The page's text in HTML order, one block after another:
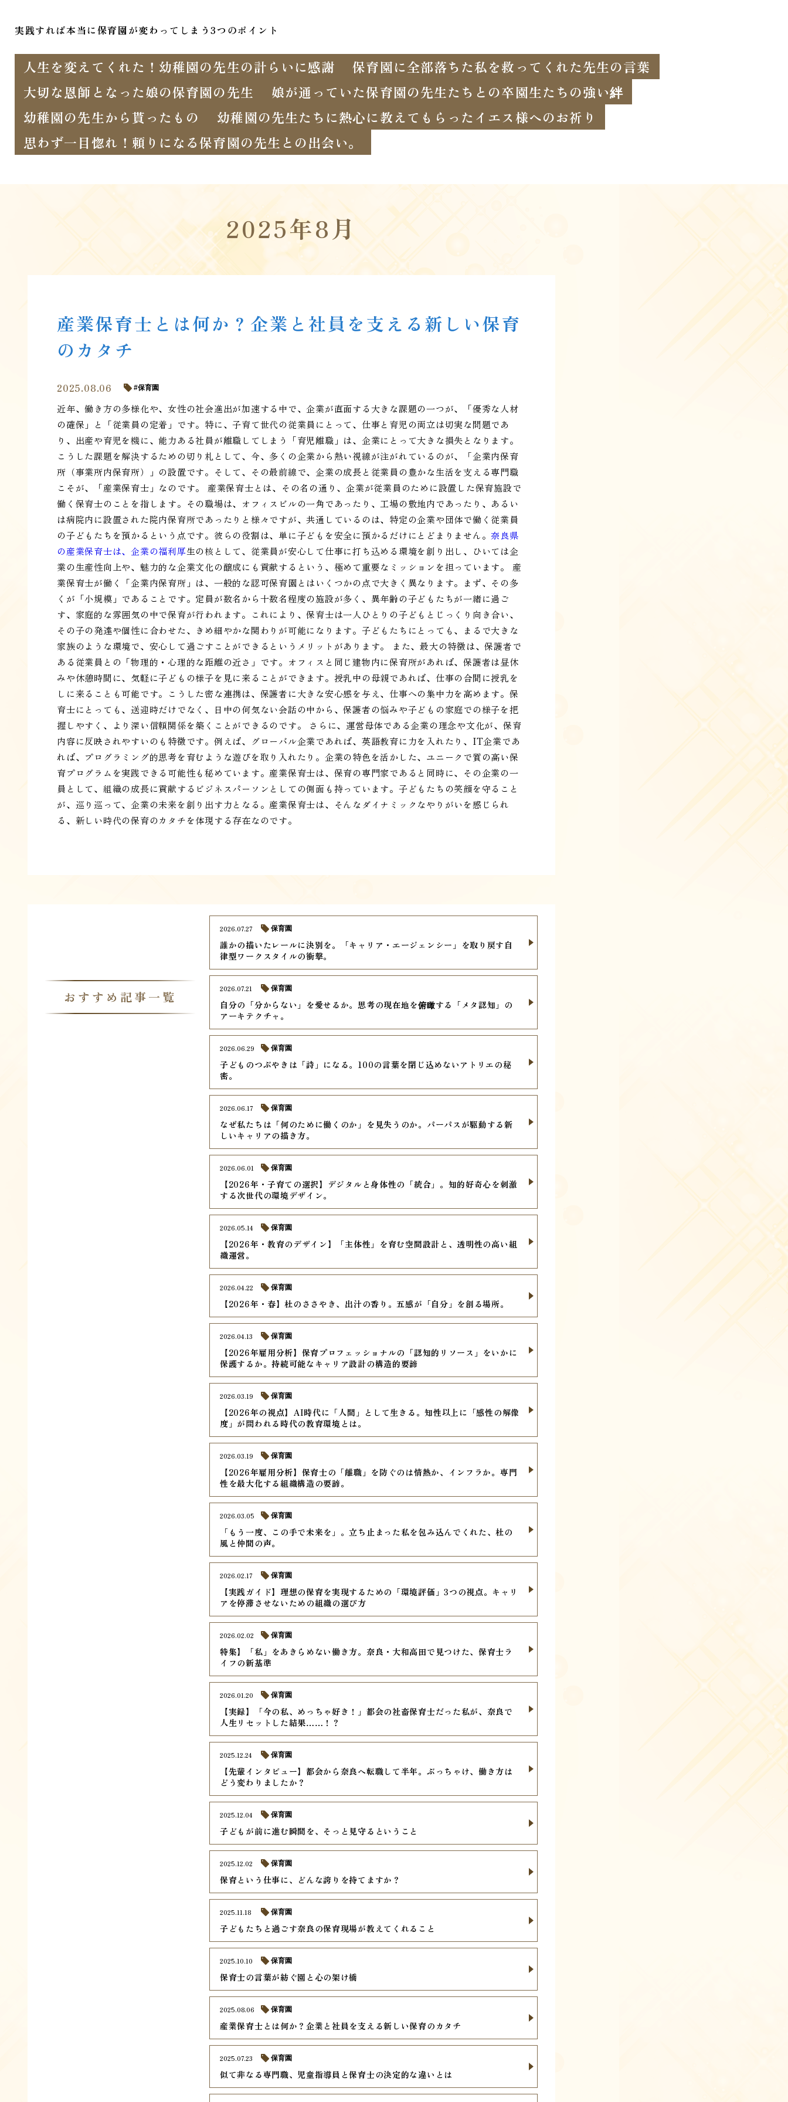
実践すれば本当に保育園が変わってしまう3つのポイント
人生を変えてくれた！幼稚園の先生の計らいに感謝
保育園に全部落ちた私を救ってくれた先生の言葉
大切な恩師となった娘の保育園の先生
娘が通っていた保育園の先生たちとの卒園生たちの強い絆
幼稚園の先生から貰ったもの
幼稚園の先生たちに熱心に教えてもらったイエス様へのお祈り
思わず一目惚れ！頼りになる保育園の先生との出会い。
2025年8月
産業保育士とは何か？企業と社員を支える新しい保育
のカタチ
2025.08.06 保育園
近年、働き方の多様化や、女性の社会進出が加速する中で、企業が直面する大きな課題の一つが、「優秀な人材
の確保」と「従業員の定着」です。特に、子育て世代の従業員にとって、仕事と育児の両立は切実な問題であ
り、出産や育児を機に、能力ある社員が離職してしまう「育児離職」は、企業にとって大きな損失となります。
こうした課題を解決するための切り札として、今、多くの企業から熱い視線が注がれているのが、「企業内保育
所（事業所内保育所）」の設置です。そして、その最前線で、企業の成長と従業員の豊かな生活を支える専門職
こそが、「産業保育士」なのです。 産業保育士とは、その名の通り、企業が従業員のために設置した保育施設で
働く保育士のことを指します。その職場は、オフィスビルの一角であったり、工場の敷地内であったり、あるい
は病院内に設置された院内保育所であったりと様々ですが、共通しているのは、特定の企業や団体で働く従業員
の子どもたちを預かるという点です。彼らの役割は、単に子どもを安全に預かるだけにとどまりません。奈良県
の産業保育士は、企業の福利厚生の核として、従業員が安心して仕事に打ち込める環境を創り出し、ひいては企
業の生産性向上や、魅力的な企業文化の醸成にも貢献するという、極めて重要なミッションを担っています。 産
業保育士が働く「企業内保育所」は、一般的な認可保育園とはいくつかの点で大きく異なります。まず、その多
くが「小規模」であることです。定員が数名から十数名程度の施設が多く、異年齢の子どもたちが一緒に過ご
す、家庭的な雰囲気の中で保育が行われます。これにより、保育士は一人ひとりの子どもとじっくり向き合い、
その子の発達や個性に合わせた、きめ細やかな関わりが可能になります。子どもたちにとっても、まるで大きな
家族のような環境で、安心して過ごすことができるというメリットがあります。 また、最大の特徴は、保護者で
ある従業員との「物理的・心理的な距離の近さ」です。オフィスと同じ建物内に保育所があれば、保護者は昼休
みや休憩時間に、気軽に子どもの様子を見に来ることができます。授乳中の母親であれば、仕事の合間に授乳を
しに来ることも可能です。こうした密な連携は、保護者に大きな安心感を与え、仕事への集中力を高めます。保
育士にとっても、送迎時だけでなく、日中の何気ない会話の中から、保護者の悩みや子どもの家庭での様子を把
握しやすく、より深い信頼関係を築くことができるのです。 さらに、運営母体である企業の理念や文化が、保育
内容に反映されやすいのも特徴です。例えば、グローバル企業であれば、英語教育に力を入れたり、IT企業であ
れば、プログラミング的思考を育むような遊びを取り入れたり。企業の特色を活かした、ユニークで質の高い保
育プログラムを実践できる可能性も秘めています。産業保育士は、保育の専門家であると同時に、その企業の一
員として、組織の成長に貢献するビジネスパーソンとしての側面も持っています。子どもたちの笑顔を守ること
が、巡り巡って、企業の未来を創り出す力となる。産業保育士は、そんなダイナミックなやりがいを感じられ
る、新しい時代の保育のカタチを体現する存在なのです。
おすすめ記事一覧
誰かの描いたレールに決別を。「キャリア・エージェンシー」を取り戻す自
律型ワークスタイルの衝撃。
2026.07.27 保育園
自分の「分からない」を愛せるか。思考の現在地を俯瞰する「メタ認知」の
アーキテクチャ。
2026.07.21 保育園
子どものつぶやきは「詩」になる。100の言葉を閉じ込めないアトリエの秘
密。
2026.06.29 保育園
なぜ私たちは「何のために働くのか」を見失うのか。パーパスが駆動する新
しいキャリアの描き方。
2026.06.17 保育園
【2026年・子育ての選択】デジタルと身体性の「統合」。知的好奇心を刺激
する次世代の環境デザイン。
2026.06.01 保育園
【2026年・教育のデザイン】「主体性」を育む空間設計と、透明性の高い組
織運営。
2026.05.14 保育園
【2026年・春】杜のささやき、出汁の香り。五感が「自分」を創る場所。
2026.04.22 保育園
【2026年雇用分析】保育プロフェッショナルの「認知的リソース」をいかに
保護するか。持続可能なキャリア設計の構造的要諦
2026.04.13 保育園
【2026年の視点】AI時代に「人間」として生きる。知性以上に「感性の解像
度」が問われる時代の教育環境とは。
2026.03.19 保育園
【2026年雇用分析】保育士の「離職」を防ぐのは情熱か、インフラか。専門
性を最大化する組織構造の要諦。
2026.03.19 保育園
「もう一度、この手で未来を」。立ち止まった私を包み込んでくれた、杜の
風と仲間の声。
2026.03.05 保育園
【実践ガイド】理想の保育を実現するための「環境評価」3つの視点。キャリ
アを停滞させないための組織の選び方
2026.02.17 保育園
特集】「私」をあきらめない働き方。奈良・大和高田で見つけた、保育士ラ
イフの新基準
2026.02.02 保育園
【実録】「今の私、めっちゃ好き！」都会の社畜保育士だった私が、奈良で
人生リセットした結果……！？
2026.01.20 保育園
【先輩インタビュー】都会から奈良へ転職して半年。ぶっちゃけ、働き方は
どう変わりましたか？
2025.12.24 保育園
子どもが前に進む瞬間を、そっと見守るということ
2025.12.04 保育園
保育という仕事に、どんな誇りを持てますか？
2025.12.02 保育園
子どもたちと過ごす奈良の保育現場が教えてくれること
2025.11.18 保育園
保育士の言葉が紡ぐ園と心の架け橋
2025.10.10 保育園
産業保育士とは何か？企業と社員を支える新しい保育のカタチ
2025.08.06 保育園
似て非なる専門職、児童指導員と保育士の決定的な違いとは
2025.07.23 保育園